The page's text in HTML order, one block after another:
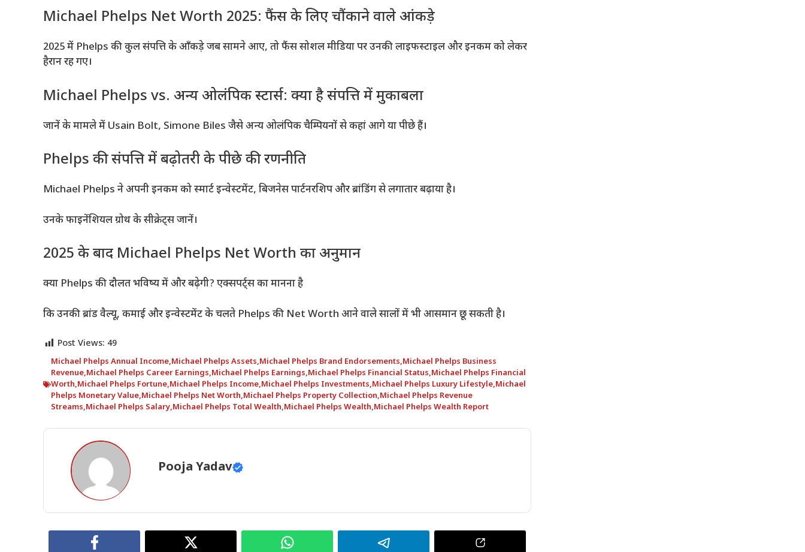
Michael Phelps Net Worth 2025: फैंस के लिए चौंकाने वाले आंकड़े
2025 में Phelps की कुल संपत्ति के आँकड़े जब सामने आए, तो फैंस सोशल मीडिया पर उनकी लाइफस्टाइल और इनकम को लेकर
हैरान रह गए।
Michael Phelps vs. अन्य ओलंपिक स्टार्स: क्या है संपत्ति में मुकाबला
जानें के मामले में Usain Bolt, Simone Biles जैसे अन्य ओलंपिक चैम्पियनों से कहां आगे या पीछे हैं।
Phelps की संपत्ति में बढ़ोतरी के पीछे की रणनीति
Michael Phelps ने अपनी इनकम को स्मार्ट इन्वेस्टमेंट, बिजनेस पार्टनरशिप और ब्रांडिंग से लगातार बढ़ाया है।
उनके फाइनेंशियल ग्रोथ के सीक्रेट्स जानें।
2025 के बाद Michael Phelps Net Worth का अनुमान
क्या Phelps की दौलत भविष्य में और बढ़ेगी? एक्सपर्ट्स का मानना है
कि उनकी ब्रांड वैल्यू, कमाई और इन्वेस्टमेंट के चलते Phelps की Net Worth आने वाले सालों में भी आसमान छू सकती है।
Post Views: 49
Michael Phelps Annual Income,Michael Phelps Assets,Michael Phelps Brand Endorsements,Michael Phelps Business
Revenue,Michael Phelps Career Earnings,Michael Phelps Earnings,Michael Phelps Financial Status,Michael Phelps Financial
Worth,Michael Phelps Fortune,Michael Phelps Income,Michael Phelps Investments,Michael Phelps Luxury Lifestyle,Michael
Phelps Monetary Value,Michael Phelps Net Worth,Michael Phelps Property Collection,Michael Phelps Revenue
Streams,Michael Phelps Salary,Michael Phelps Total Wealth,Michael Phelps Wealth,Michael Phelps Wealth Report
Pooja Yadav